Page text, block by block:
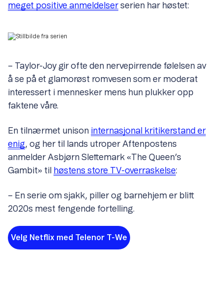
meget positive anmeldelser serien har høstet:
– Taylor-Joy gir ofte den nervepirrende følelsen av
å se på et glamorøst romvesen som er moderat
interessert i mennesker mens hun plukker opp
faktene våre.
En tilnærmet unison internasjonal kritikerstand er
enig, og her til lands utroper Aftenpostens
anmelder Asbjørn Slettemark «The Queen’s
Gambit» til
høstens store TV-overraskelse:
– En serie om sjakk, piller og barnehjem er blitt
2020s mest fengende fortelling.
Velg Netflix med Telenor T-We